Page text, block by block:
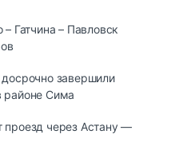
Гатчина – Павловск
завершили
районе Сима
проезд через Астану —